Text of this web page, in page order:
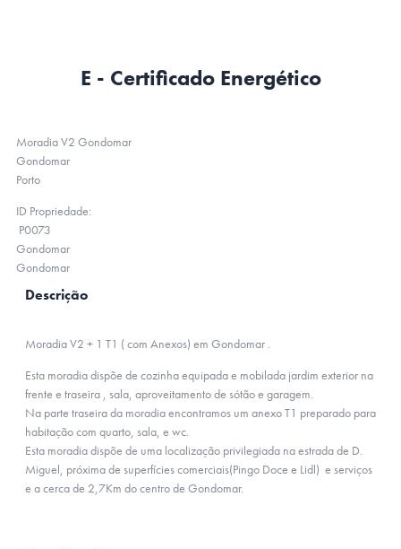
E - Certificado Energético
Moradia V2 Gondomar
Gondomar
Porto
ID Propriedade:
P0073
Gondomar
Gondomar
Descrição
Moradia V2 + 1 T1 ( com Anexos) em Gondomar .
Esta moradia dispõe de cozinha equipada e mobilada jardim exterior na
frente e traseira , sala, aproveitamento de sótão e garagem.
Na parte traseira da moradia encontramos um anexo T1 preparado para
habitação com quarto, sala, e wc.
Esta moradia dispõe de uma localização privilegiada na estrada de D.
Miguel, próxima de superfícies comerciais(Pingo Doce e Lidl) e serviços
e a cerca de 2,7Km do centro de Gondomar.